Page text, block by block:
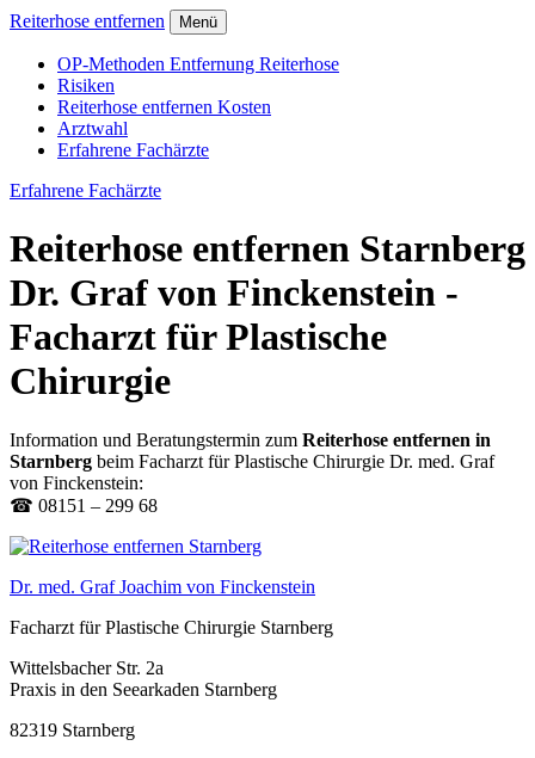
Reiterhose entfernen Menü
OP-Methoden Entfernung Reiterhose
Risiken
Reiterhose entfernen Kosten
Arztwahl
Erfahrene Fachärzte
Erfahrene Fachärzte
Reiterhose entfernen Starnberg
Dr. Graf von Finckenstein -
Facharzt für Plastische
Chirurgie
Information und Beratungstermin zum Reiterhose entfernen in
Starnberg beim Facharzt für Plastische Chirurgie Dr. med. Graf
von Finckenstein:
☎ 08151 – 299 68
Dr. med. Graf Joachim von Finckenstein
Facharzt für Plastische Chirurgie Starnberg
Wittelsbacher Str. 2a
Praxis in den Seearkaden Starnberg
82319 Starnberg